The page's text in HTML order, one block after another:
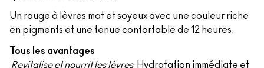
Un rouge à lèvres mat et soyeux avec une couleur riche
en pigments et une tenue confortable de 12 heures.
Tous les avantages
Revitalise et nourrit les lèvres Hydratation immédiate et